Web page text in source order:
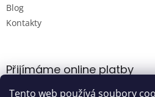
Tento web používá soubory
Blog
Kontakty
Přijímáme online platby